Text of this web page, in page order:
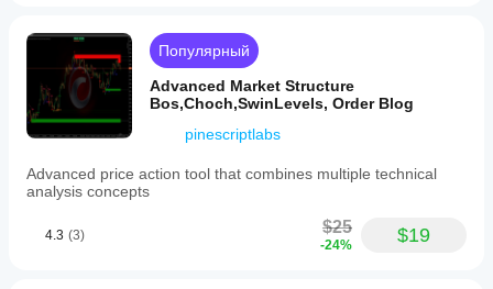
Популярный
Advanced Market Structure
Bos,Choch,SwinLevels, Order Blog
pinescriptlabs
Advanced price action tool that combines multiple technical
analysis concepts
4.3 (3) $25
-24% $19